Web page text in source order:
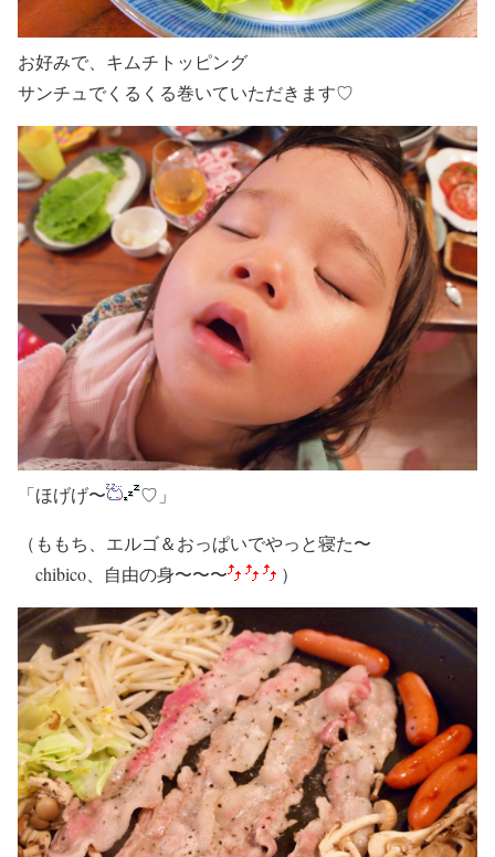
お好みで、キムチトッピング
サンチュでくるくる巻いていただきます♡
「ほげげ〜 ♡」
（ももち、エルゴ＆おっぱいでやっと寝た〜
chibico、自由の身〜〜〜
）